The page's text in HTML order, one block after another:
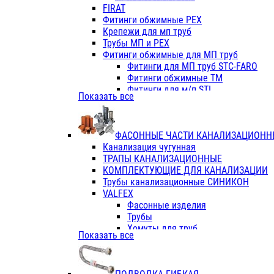
Фитинги ПП белые
Фитинги ПП белые
Фитинги ППс металл.белые
VALFEX
Трубы PE-RT
Трубы ПП водопровод белые
Трубы ПП водопровод серые
Трубы армированные
Трубы армированные
Фитинги с металл. серые
Фитинги ПП (серые)
Фитинги ПП белые
Краны
Фитинги ПП (белые)
Фитинги ПП с металлом белые
ПК КОНТУР
Краны полипропиленовые
Трубы полипропиленивые
FIRAT
Фитинги обжимные PEX
Крепежи для мп труб
Трубы МП и PEX
Фитинги обжимные для МП труб
Фитинги для МП труб STC-FARO
Фитинги обжимные ТМ
Фитинги для м/п STI
Фитинги для МП труб TITAN
TK
VALFEX
Показать все
ФАСОННЫЕ ЧАСТИ
Канализация чугунная
ТРАПЫ КАНАЛИЗАЦИОННЫЕ
КОМПЛЕКТУЮЩИЕ ДЛЯ КАНАЛИЗАЦИИ
Трубы канализационные СИНИКОН
VALFEX
Фасонные изделия
Трубы
Хомуты для труб
ПВХ (стройполимер)
Показать все